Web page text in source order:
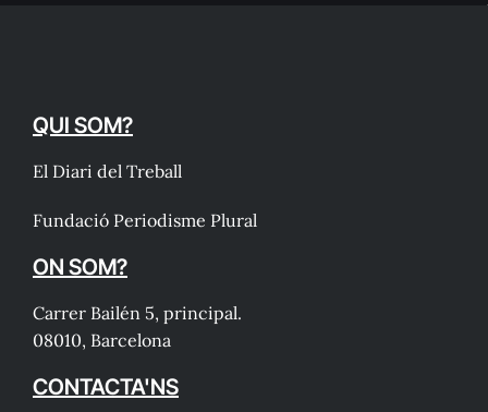
QUI SOM?
El Diari del Treball
Fundació Periodisme Plural
ON SOM?
Carrer Bailén 5, principal.
08010, Barcelona
CONTACTA'NS